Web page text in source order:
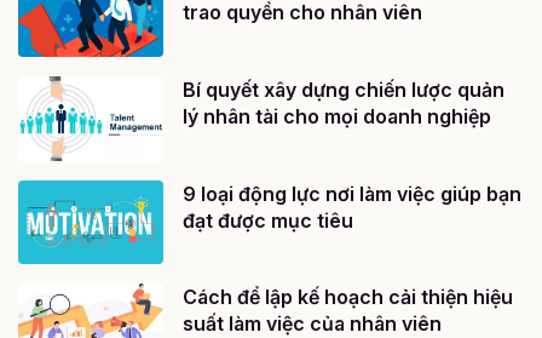
trao quyền cho nhân viên
Bí quyết xây dựng chiến lược quản
lý nhân tài cho mọi doanh nghiệp
9 loại động lực nơi làm việc giúp bạn
đạt được mục tiêu
Cách để lập kế hoạch cải thiện hiệu
suất làm việc của nhân viên